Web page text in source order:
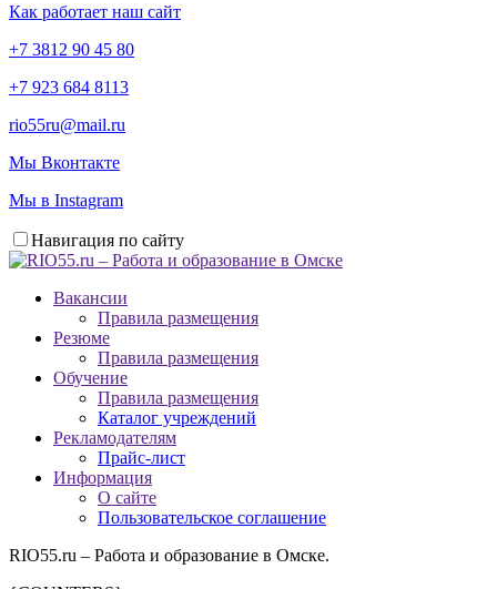
Как работает наш сайт
+7 3812 90 45 80
+7 923 684 8113
rio55ru@mail.ru
Мы Вконтакте
Мы в Instagram
Навигация по сайту
Вакансии
Правила размещения
Резюме
Правила размещения
Обучение
Правила размещения
Каталог учреждений
Рекламодателям
Прайс-лист
Информация
О сайте
Пользовательское соглашение
RIO55.ru – Работа и образование в Омске.